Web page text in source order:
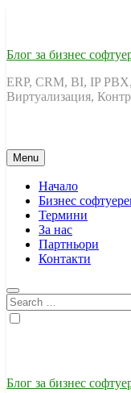
Блог за бизнес
ERP, CRM, BI, IP
Виртуализация,
Menu
Начало
Бизнес
Термини
За нас
Партньори
Контакти
Search
for:
Блог за бизнес